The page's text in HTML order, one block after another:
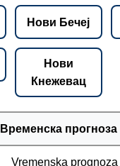
Нови Бечеј
Нови
Кнежевац
Временска прогноза